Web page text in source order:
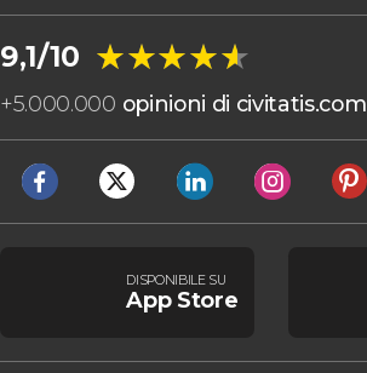
9,1/10 ★★★★★
★★★★★
+5.000.000 opinioni di civitatis.com
DISPONIBILE SU
App Store